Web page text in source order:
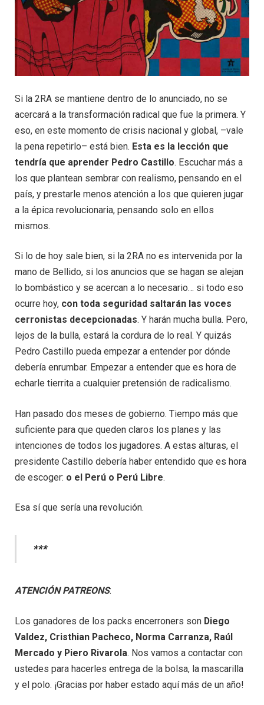
Si la 2RA se mantiene dentro de lo anunciado, no se
acercará a la transformación radical que fue la primera. Y
eso, en este momento de crisis nacional y global, –vale
la pena repetirlo– está bien. Esta es la lección que
tendría que aprender Pedro Castillo. Escuchar más a
los que plantean sembrar con realismo, pensando en el
país, y prestarle menos atención a los que quieren jugar
a la épica revolucionaria, pensando solo en ellos
mismos.
Si lo de hoy sale bien, si la 2RA no es intervenida por la
mano de Bellido, si los anuncios que se hagan se alejan
lo bombástico y se acercan a lo necesario… si todo eso
ocurre hoy, con toda seguridad saltarán las voces
cerronistas decepcionadas. Y harán mucha bulla. Pero,
lejos de la bulla, estará la cordura de lo real. Y quizás
Pedro Castillo pueda empezar a entender por dónde
debería enrumbar. Empezar a entender que es hora de
echarle tierrita a cualquier pretensión de radicalismo.
Han pasado dos meses de gobierno. Tiempo más que
suficiente para que queden claros los planes y las
intenciones de todos los jugadores. A estas alturas, el
presidente Castillo debería haber entendido que es hora
de escoger: o el Perú o Perú Libre.
Esa sí que sería una revolución.
***
ATENCIÓN PATREONS:
Los ganadores de los packs encerroners son Diego
Valdez, Cristhian Pacheco, Norma Carranza, Raúl
Mercado y Piero Rivarola. Nos vamos a contactar con
ustedes para hacerles entrega de la bolsa, la mascarilla
y el polo. ¡Gracias por haber estado aquí más de un año!